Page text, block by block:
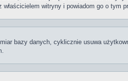
witryny i powiadom go o tym
bazy danych, cyklicznie usuwa